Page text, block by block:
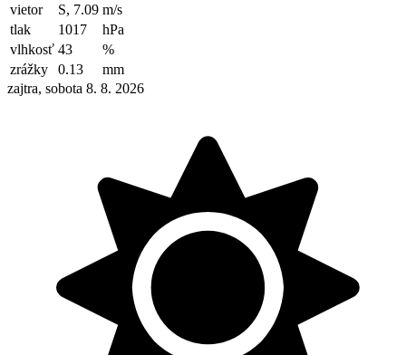
vietor
S, 7.09 m/s
tlak
1017
hPa
vlhkosť 43
%
zrážky
0.13
mm
zajtra, sobota 8. 8. 2026